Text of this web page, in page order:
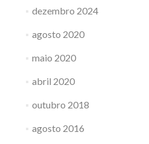
dezembro 2024
agosto 2020
maio 2020
abril 2020
outubro 2018
agosto 2016